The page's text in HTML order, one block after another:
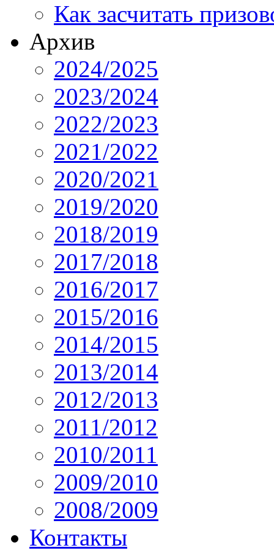
Как засчитать
Архив
2024/2025
2023/2024
2022/2023
2021/2022
2020/2021
2019/2020
2018/2019
2017/2018
2016/2017
2015/2016
2014/2015
2013/2014
2012/2013
2011/2012
2010/2011
2009/2010
2008/2009
Контакты